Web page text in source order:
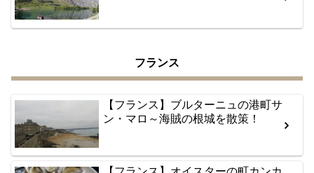
フランス
【フランス】ブルターニュの港町サ
ン・マロ～海賊の根城を散策！